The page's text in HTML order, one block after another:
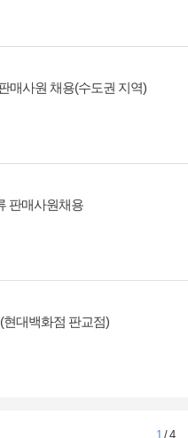
매사원 채용(수도권 지역)
판매사원채용
대백화점 판교점)
1/ 4